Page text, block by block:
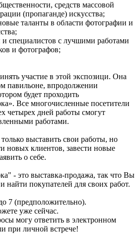
средств массовой
(пропаганде) искусства;
таланты в области фотографии и
и специалистов с лучшими работами
и фотографов;
участие в этой экспозици. Она
павильоне, впродолжении
будет проходить
Все многочисленные посетители
четырех дней работы смогут
работами.
выставить свои работы, но
новых клиентов, завести новые
о себе.
- это выставка-продажа, так что Вы
найти покупателей для своих работ.
7 (предположительно).
уже сейчас.
могу ответить в электронном
при личной встрече!